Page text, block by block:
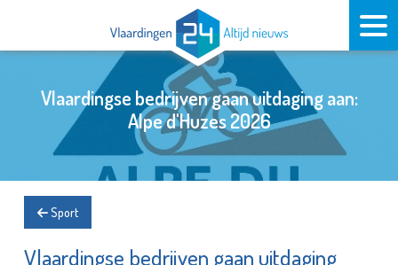
Vlaardingse bedrijven gaan uitdaging aan:
Alpe d'Huzes 2026
Sport
Vlaardingse bedrijven gaan uitdaging